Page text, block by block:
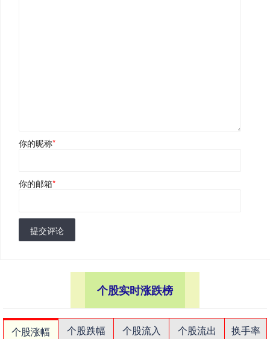
你的昵称*
你的邮箱*
提交评论
个股实时涨跌榜
个股涨幅 个股跌幅 个股流入 个股流出
换手率